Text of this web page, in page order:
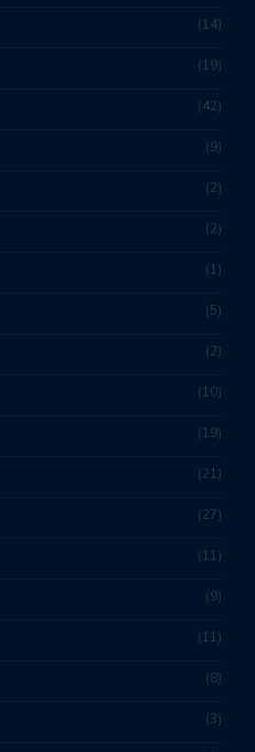
14
19
42
9
2
2
1
5
2
10
19
21
27
11
9
11
8
3